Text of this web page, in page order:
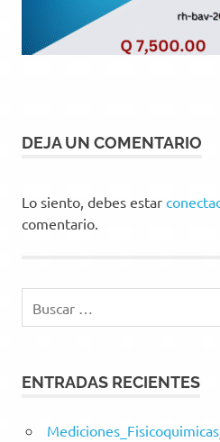
DEJA UN COMENTARIO
Lo siento, debes estar
comentario.
ENTRADAS RECIENTES